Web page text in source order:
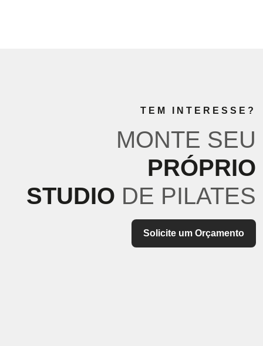
TEM INTERESSE?
MONTE SEU
PRÓPRIO
STUDIO DE PILATES
Solicite um Orçamento